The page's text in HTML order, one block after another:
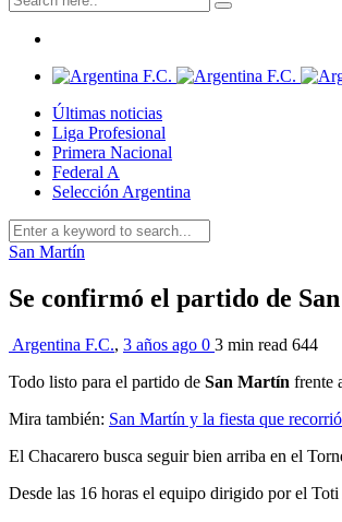
Últimas noticias
Liga Profesional
Primera Nacional
Federal A
Selección Argentina
San Martín
Se confirmó el partido de
Argentina F.C., 3 años ago 0 3 min read 644
Todo listo para el partido de San Martín frente
Mira también: San Martín y la fiesta que
El Chacarero busca seguir bien arriba en el
Desde las 16 horas el equipo dirigido por el